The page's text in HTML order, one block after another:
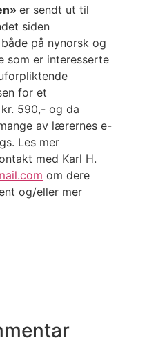
er sendt ut til
siden
på nynorsk og
som er interesserte
for et
590,- og da
av lærernes e-
Les mer
med Karl H.
om dere
og/eller mer